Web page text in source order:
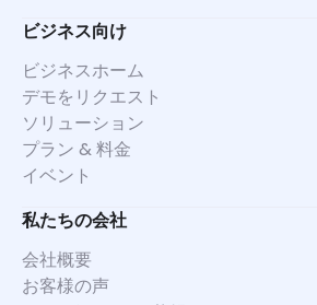
ビジネス向け
ビジネスホーム
デモをリクエスト
ソリューション
プラン & 料金
イベント
私たちの会社
会社概要
お客様の声